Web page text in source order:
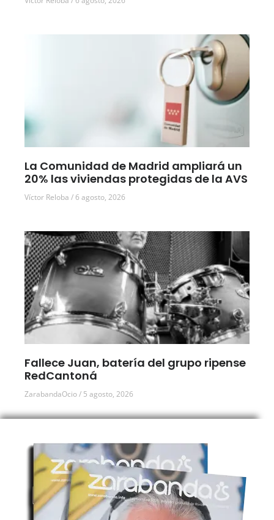
La Comunidad de Madrid ampliará un
20% las viviendas protegidas de la AVS
Víctor Reloba 6 agosto, 2026
Fallece Juan, batería del grupo ripense
RedCantoná
ZarabandaOcio 5 agosto, 2026